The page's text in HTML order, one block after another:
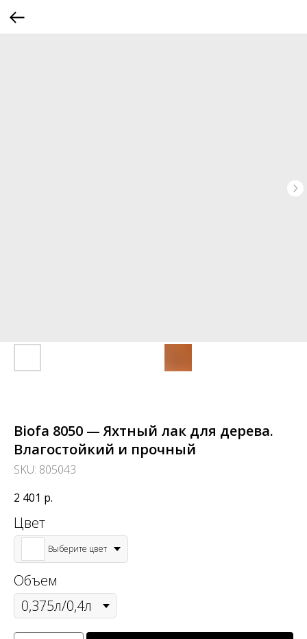
Biofa 8050 — Яхтный лак для дерева.
Влагостойкий и прочный
SKU: 805043
2 401 р.
Цвет
Выберите цвет
Объем